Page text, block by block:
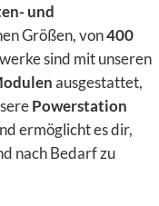
und
Größen, von400
sind mit unseren
ausgestattet,
Powerstation
ermöglicht es dir,
nach Bedarf zu